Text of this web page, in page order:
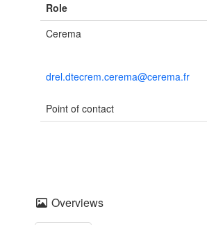
Role
Cerema
drel.dtecrem.cerema@cerema.fr
Point of contact
Overviews